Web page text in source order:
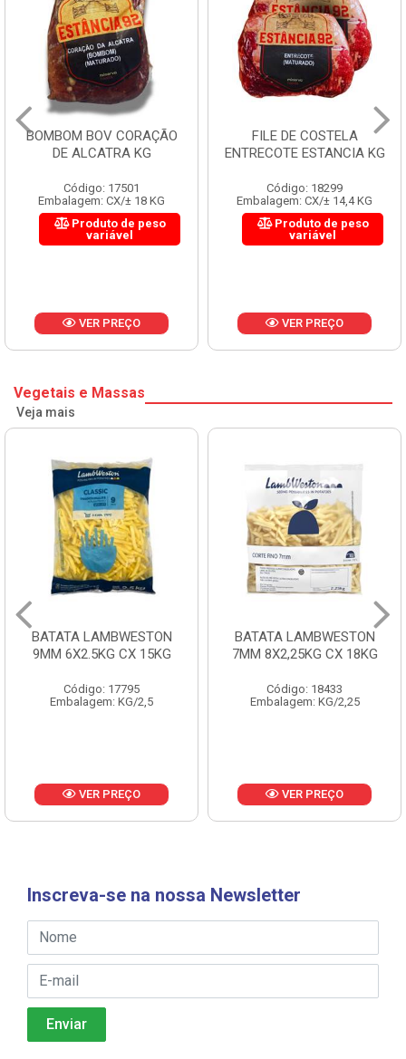
BOMBOM BOV CORAÇÃO
DE ALCATRA KG
Código: 17501
Embalagem: CX/± 18 KG
Produto de peso
variável
VER PREÇO
FILE DE COSTELA
ENTRECOTE ESTANCIA KG
Código: 18299
Embalagem: CX/± 14,4 KG
Produto de peso
variável
VER PREÇO
Vegetais e Massas
Veja mais
BATATA LAMBWESTON
9MM 6X2.5KG CX 15KG
Código: 17795
Embalagem: KG/2,5
VER PREÇO
BATATA LAMBWESTON
7MM 8X2,25KG CX 18KG
Código: 18433
Embalagem: KG/2,25
VER PREÇO
Inscreva-se na nossa Newsletter